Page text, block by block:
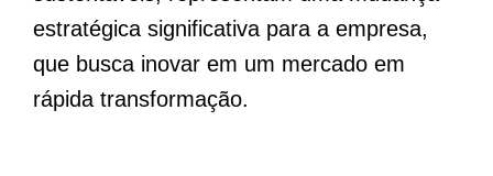
estratégica significativa para a empresa,
que busca inovar em um mercado em
rápida transformação.